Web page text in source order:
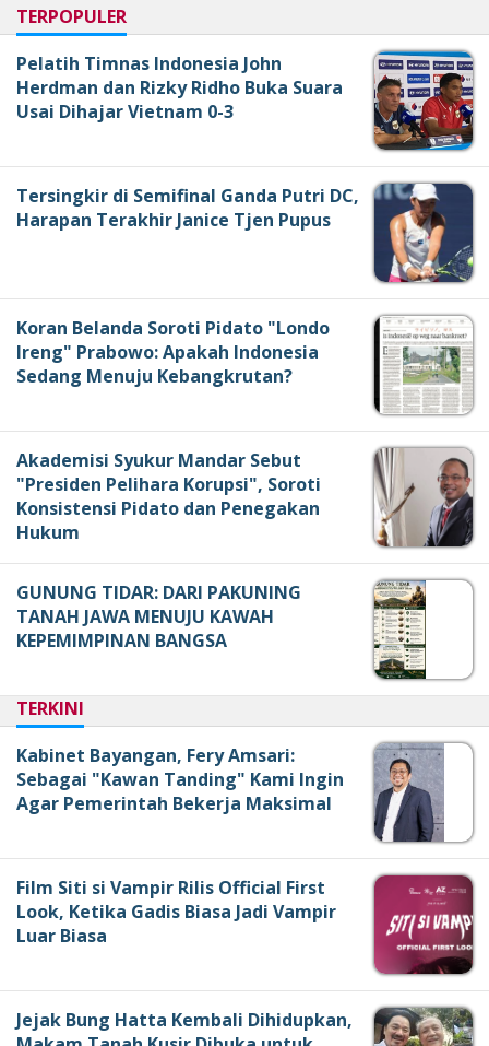
TERPOPULER
Pelatih Timnas Indonesia John
Herdman dan Rizky Ridho Buka Suara
Usai Dihajar Vietnam 0-3
Tersingkir di Semifinal Ganda Putri DC,
Harapan Terakhir Janice Tjen Pupus
Koran Belanda Soroti Pidato "Londo
Ireng" Prabowo: Apakah Indonesia
Sedang Menuju Kebangkrutan?
Akademisi Syukur Mandar Sebut
"Presiden Pelihara Korupsi", Soroti
Konsistensi Pidato dan Penegakan
Hukum
GUNUNG TIDAR: DARI PAKUNING
TANAH JAWA MENUJU KAWAH
KEPEMIMPINAN BANGSA
TERKINI
Kabinet Bayangan, Fery Amsari:
Sebagai "Kawan Tanding" Kami Ingin
Agar Pemerintah Bekerja Maksimal
Film Siti si Vampir Rilis Official First
Look, Ketika Gadis Biasa Jadi Vampir
Luar Biasa
Jejak Bung Hatta Kembali Dihidupkan,